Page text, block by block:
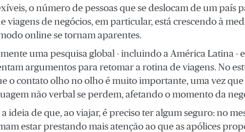
o número de pessoas que se deslocam de um país
viagens de negócios, em particular, está crescendo à
online se tornam aparentes.
uma pesquisa global - incluindo a América Latina -
argumentos para retomar a rotina de viagens. No
o contato olho no olho é muito importante, uma vez que
não verbal se perdem, afetando o momento da
ideia de que, ao viajar, é preciso ter algum seguro: no
estar prestando mais atenção ao que as apólices